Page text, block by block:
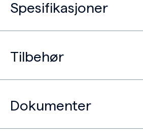
Spesifikasjoner
Tilbehør
Dokumenter